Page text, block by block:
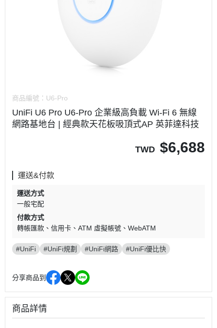
商品編號： U6-Pro
UniFi U6 Pro U6-Pro 企業級高負載 Wi-Fi 6 無線
網路基地台 | 經典款天花板吸頂式AP 英菲達科技
TWD $6,688
運送&付款
運送方式
一般宅配
付款方式
轉帳匯款
信用卡 ATM 虛擬帳號 WebATM
#UniFi #UniFi規劃 #UniFi網路 #UniFi優比快
分享商品到
商品詳情